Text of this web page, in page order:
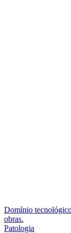
Domínio
obras.
Patologia